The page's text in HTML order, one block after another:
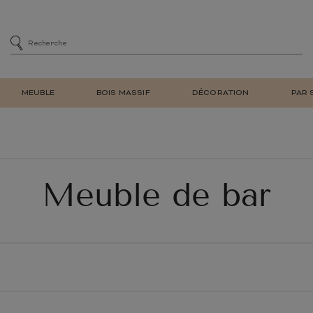
MEUBLE
BIBLIOTHÈQUE
CHAUSSURES
SIÈGE
TABOURET DE BAR
BANC
BOIS MASSIF DÉCORATION PAR
Meuble de bar